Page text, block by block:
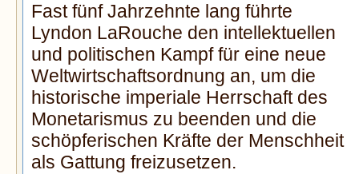
Fast fünf Jahrzehnte lang führte
Lyndon LaRouche den intellektuellen
und politischen Kampf für eine neue
Weltwirtschaftsordnung an, um die
historische imperiale Herrschaft des
Monetarismus zu beenden und die
schöpferischen Kräfte der Menschheit
als Gattung freizusetzen.